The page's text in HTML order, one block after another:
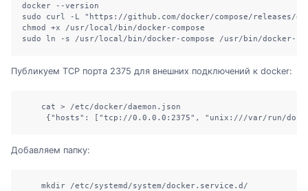
docker --version
sudo curl -L "https://github.com/docker/compose/releases/
chmod +x /usr/local/bin/docker-compose
sudo ln -s /usr/local/bin/docker-compose /usr/bin/docker-
Публикуем TCP порта 2375 для внешних подключений к docker:
    cat > /etc/docker/daemon.json
{"hosts": ["tcp://0.0.0.0:2375", "unix:///var/run/
Добавляем папку:
    mkdir /etc/systemd/system/docker.service.d/